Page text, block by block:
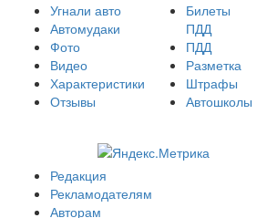
Угнали авто
Автомудаки
Фото
Видео
Характеристики
Отзывы
Билеты
ПДД
ПДД
Разметка
Штрафы
Автошколы
Редакция
Рекламодателям
Авторам